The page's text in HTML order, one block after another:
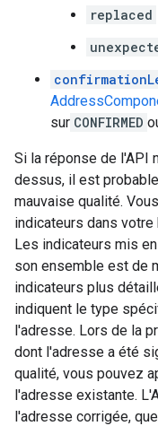
replaced
sur CONFIRMED
Si la réponse de l'API
dessus, il est
mauvaise qualité.
indicateurs dans
Les indicateurs mis
son ensemble est de
indicateurs plus
indiquent le type
l'adresse. Lors de la
dont l'adresse a été
qualité, vous pouvez
l'adresse existante.
l'adresse corrigée,